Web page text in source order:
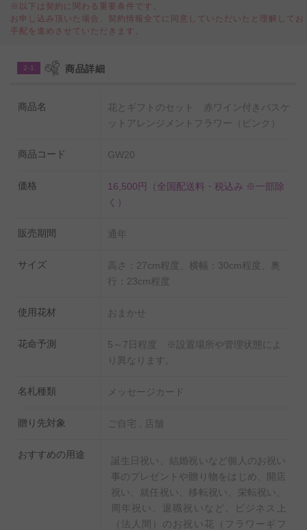
■□■ワインについて■□■
「ナターレ・ヴェルガ ラブ ロッソ ＩＧＴ ヴェネ
陰干しぶどうによる濃縮された味わいと、芳醇なブラッ
よくほんのりとカカオが香る深みが特徴。
ビーフシチュー、ローストビーフ、トマト煮に合うワイ
生産地：イタリア ヴェネト
ブドウ：コルヴィーナ 60%、メルロー40%
容量：750ml
法律により20歳未満の酒類の購入や飲酒は禁止されてお
※以下は契約に関わる重要条件です。
お申し込み頂いた場合、契約情報全てに同意していただいたと理解してお
手配を進めさせていただきます。
2-1 商品詳細
商品名
花とギフトのセット 赤ワイン付きバスケ
ットアレンジメントフラワー（ピンク）
商品コード GW20
価格 16,500円
（全国配送料・税込み ※一部除
く）
販売期間 通年
サイズ
高さ：27cm程度、横幅：30cm程度、奥
行：23cm程度
使用花材 おまかせ
花命予測
5～7日程度 ※設置場所や管理状態によ
り異なります。
名札種類 メッセージカード
贈り先対象 ご自宅 , 店舗
おすすめの用途
誕生日祝い、結婚祝いなど個人のお祝い
事のプレゼントや贈り物をはじめ、開店
祝い、就任祝い、移転祝い、栄転祝い、
周年祝い、退職祝いなど、ビジネス上
（法人間）のお祝い花（フラワーギフ